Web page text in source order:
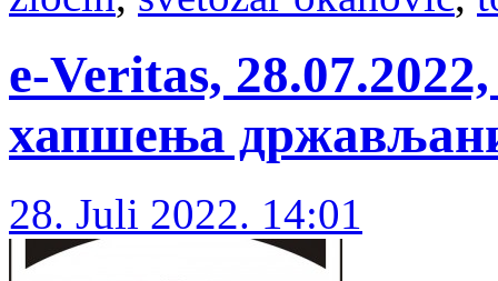
e-Veritas,
хапшења
28. Juli 2022. 14:01